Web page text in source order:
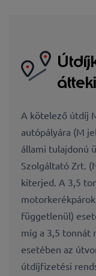
A kötelező útdíj
autópályára (M
állami tulajdonú
Szolgáltató Zrt.
kiterjed. A 3,5
függetlenül)
míg a 3,5 tonnát
esetében az
útdíjfizetési